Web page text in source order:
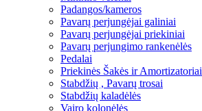
Padangos/kameros
Pavarų perjungėjai galiniai
Pavarų perjungėjai priekiniai
Pavarų perjungimo rankenėlės
Pedalai
Priekinės Šakės ir Amortizatoriai
Stabdžių , Pavarų trosai
Stabdžių kaladėlės
Vairo kolonėlės